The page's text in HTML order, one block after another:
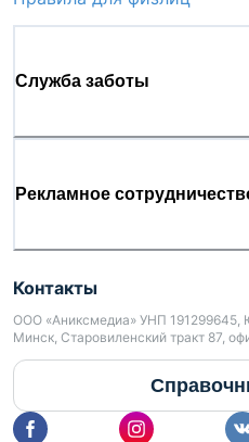
Служба заботы
Рекламное
Контакты
ООО «Аниксмедиа» УНП 191299645,
Минск, Старовиленский тракт 87,